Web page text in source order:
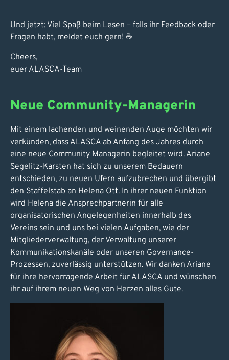
Und jetzt: Viel Spaß beim Lesen – falls ihr Feedback oder
Fragen habt, meldet euch gern! ☕
Cheers,
euer ALASCA-Team
Neue Community-Managerin
Mit einem lachenden und weinenden Auge möchten wir
verkünden, dass ALASCA ab Anfang des Jahres durch
eine neue Community Managerin begleitet wird. Ariane
Segelitz-Karsten hat sich zu unserem Bedauern
entschieden, zu neuen Ufern aufzubrechen und übergibt
den Staffelstab an Helena Ott. In ihrer neuen Funktion
wird Helena die Ansprechpartnerin für alle
organisatorischen Angelegenheiten innerhalb des
Vereins sein und uns bei vielen Aufgaben, wie der
Mitgliederverwaltung, der Verwaltung unserer
Kommunikationskanäle oder unseren Governance-
Prozessen, zuverlässig unterstützen. Wir danken Ariane
für ihre hervorragende Arbeit für ALASCA und wünschen
ihr auf ihrem neuen Weg von Herzen alles Gute.